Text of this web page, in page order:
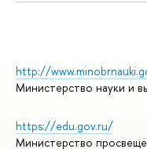
http://
Министерство науки и
https://edu.gov.ru/
Министерство